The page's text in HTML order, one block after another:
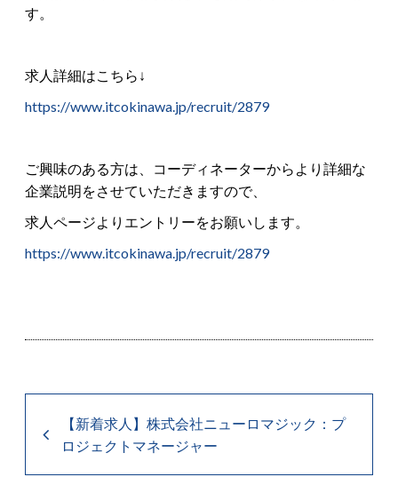
す。
求人詳細はこちら↓
https://www.itcokinawa.jp/recruit/2879
ご興味のある方は、コーディネーターからより詳細な
企業説明をさせていただきますので、
求人ページよりエントリーをお願いします。
https://www.itcokinawa.jp/recruit/2879
【新着求人】株式会社ニューロマジック：プ
ロジェクトマネージャー